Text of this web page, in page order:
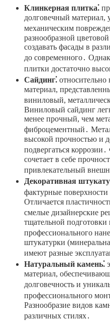
Клинкерная плитка⁚
долговечный
механическим
разнообразной
создавать фасады в
до современного․
плитки достаточно
Сайдинг⁚
материал,
виниловый,
Виниловый сайдинг
менее прочный, чем
фиброцементный․
высокой прочностью и
подвергаться
сочетает в себе
привлекательный
Декоративная
фактурные
Отличается
смелые дизайнерские
тщательной подготовки
профессионального
штукатурки
имеют разные
Натуральный камень⁚
материал,
долговечность и
профессионального
Разнообразие видов
различных стилях․